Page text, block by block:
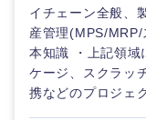
イチェーン全般、
産管理(MPS/
本知識 ・上記領域
ケージ、スクラッ
携などのプロジェ